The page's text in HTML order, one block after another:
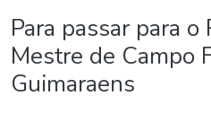
Para passar para o
Mestre de Campo
Guimaraens